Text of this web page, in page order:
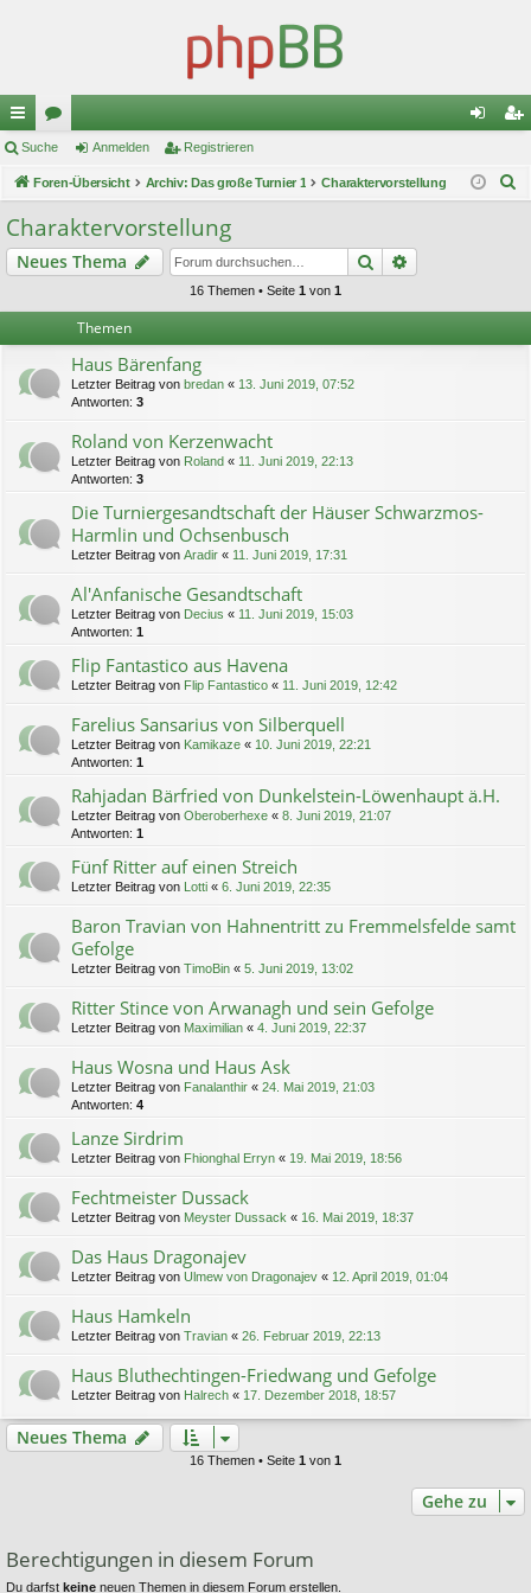
ch
ne
llz
ug
or
en m ist
Suche Anmelden Registrieren
Foren-Übersicht Archiv: Das große Turnier 1 Charaktervorstellung
Charaktervorstellung
Neues Thema Suche
16 Themen • Seite 1 von 1
Themen
Haus Bärenfang
Letzter Beitrag von bredan « 13. Juni 2019, 07:52
Antworten: 3
Roland von Kerzenwacht
Letzter Beitrag von Roland « 11. Juni 2019, 22:13
Antworten: 3
Die Turniergesandtschaft der Häuser Schwarzmos-
Harmlin und Ochsenbusch
Letzter Beitrag von Aradir « 11. Juni 2019, 17:31
Al'Anfanische Gesandtschaft
Letzter Beitrag von Decius « 11. Juni 2019, 15:03
Antworten: 1
Flip Fantastico aus Havena
Letzter Beitrag von Flip Fantastico « 11. Juni 2019, 12:42
Farelius Sansarius von Silberquell
Letzter Beitrag von Kamikaze « 10. Juni 2019, 22:21
Antworten: 1
Rahjadan Bärfried von Dunkelstein-Löwenhaupt ä.H.
Letzter Beitrag von Oberoberhexe « 8. Juni 2019, 21:07
Antworten: 1
Fünf Ritter auf einen Streich
Letzter Beitrag von Lotti « 6. Juni 2019, 22:35
Baron Travian von Hahnentritt zu Fremmelsfelde samt
Gefolge
Letzter Beitrag von TimoBin « 5. Juni 2019, 13:02
Ritter Stince von Arwanagh und sein Gefolge
Letzter Beitrag von Maximilian « 4. Juni 2019, 22:37
Haus Wosna und Haus Ask
Letzter Beitrag von Fanalanthir « 24. Mai 2019, 21:03
Antworten: 4
Lanze Sirdrim
Letzter Beitrag von Fhionghal Erryn « 19. Mai 2019, 18:56
Fechtmeister Dussack
Letzter Beitrag von Meyster Dussack « 16. Mai 2019, 18:37
Das Haus Dragonajev
Letzter Beitrag von Ulmew von Dragonajev « 12. April 2019, 01:04
Haus Hamkeln
Letzter Beitrag von Travian « 26. Februar 2019, 22:13
Haus Bluthechtingen-Friedwang und Gefolge
Letzter Beitrag von Halrech « 17. Dezember 2018, 18:57
Neues Thema
16 Themen • Seite 1 von 1
Gehe zu
Berechtigungen in diesem Forum
Du darfst keine neuen Themen in diesem Forum erstellen.